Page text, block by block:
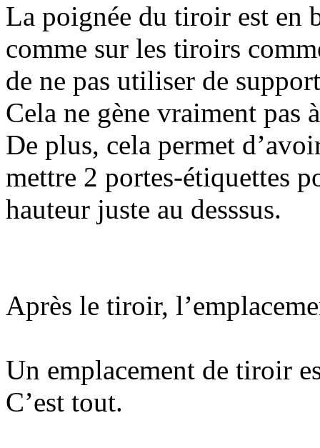
La poignée du tiroir est en
comme sur les tiroirs
de ne pas utiliser de
Cela ne gène vraiment pas
De plus, cela permet
mettre 2 portes-étiquettes
hauteur juste au desssus.
Après le tiroir,
Un emplacement de tiroir
C’est tout.